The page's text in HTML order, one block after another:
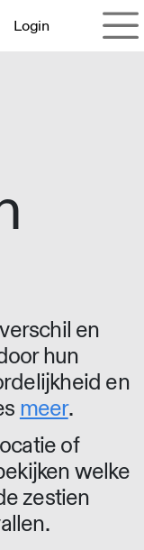
Login
en
hun
en
meer.
of
welke
zestien